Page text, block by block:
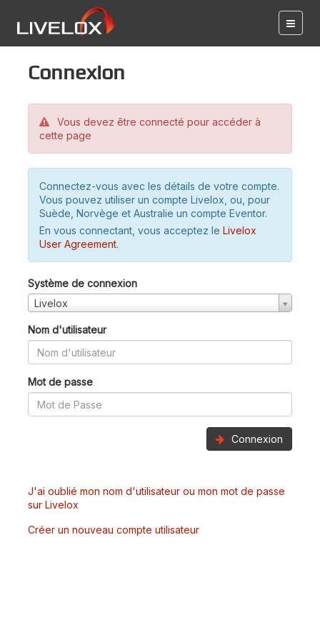
Connexion
Vous devez être connecté pour accéder à
cette page
Connectez-vous avec les détails de votre compte.
Vous pouvez utiliser un compte Livelox, ou, pour
Suède, Norvège et Australie un compte Eventor.
En vous connectant, vous acceptez le Livelox
User Agreement.
Système de connexion
Livelox
Nom d'utilisateur
Mot de passe
Connexion
J'ai oublié mon nom d'utilisateur ou mon mot de passe
sur Livelox
Créer un nouveau compte utilisateur